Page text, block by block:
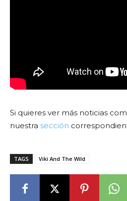
Si quieres ver más noticias
nuestra sección
TAGS Viki And The Wild